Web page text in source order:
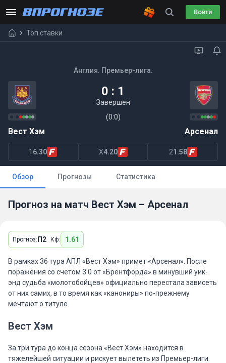
Войти
Топ ставки
Англия. Премьер-лига.
0 : 1
Завершен
(0:0)
Вест Хэм Арсенал
1 6.30 X4.20 21.58
Обзор Прогнозы Статистика
Прогноз на матч Вест Хэм – Арсенал
Прогноз: П2 Кф: 1.61
В рамках 36 тура АПЛ «Вест Хэм» примет «Арсенал». После
поражения со счетом 3:0 от «Брентфорда» в минувший уик-
энд судьба «молотобойцев» официально перестала зависеть
от них самих, в то время как «канониры» по-прежнему
мечтают о титуле.
Вест Хэм
За три тура до конца сезона «Вест Хэм» находится в
тяжелейшей ситуации и рискует вылететь из Премьер-лиги.